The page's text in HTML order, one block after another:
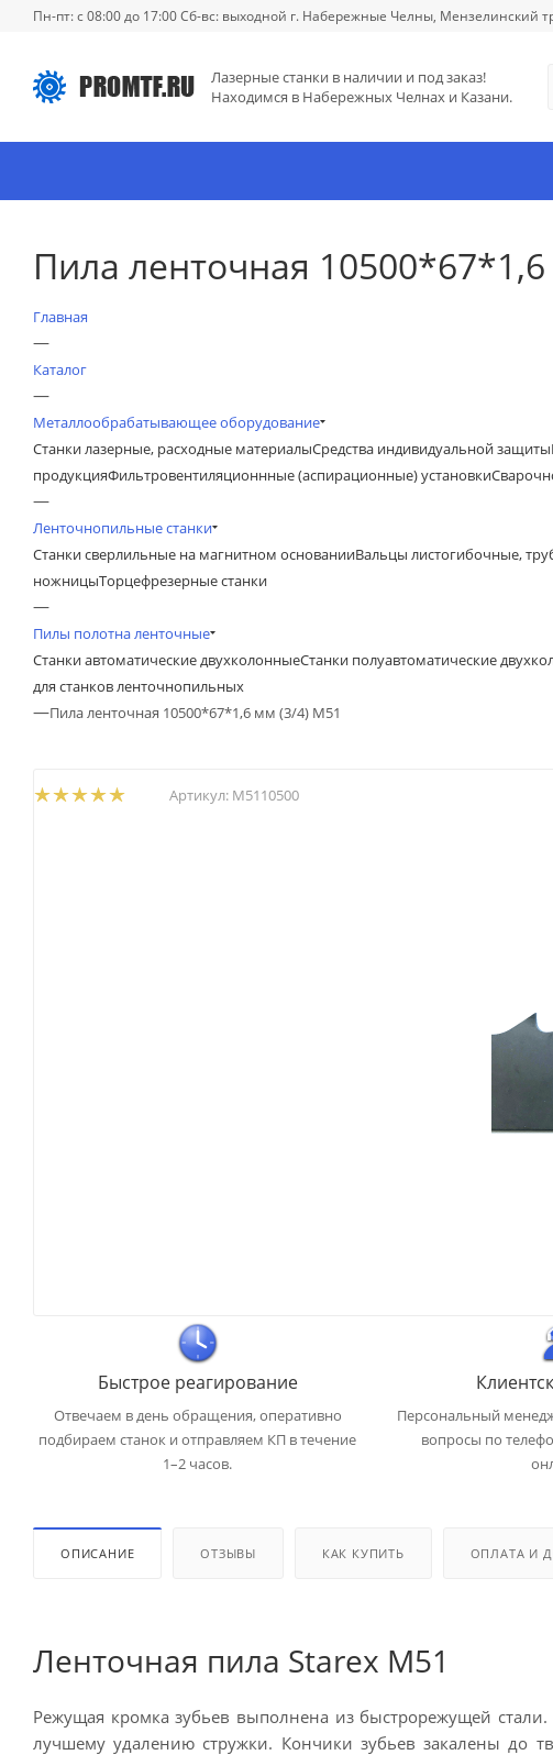
Пн-пт: с 08:00 до 17:00 Сб-вс: выходной г. Набережные Челны, Мензелинский
Лазерные станки в наличии и под заказ!
Находимся в Набережных Челнах и Казани.
Пила ленточная
Главная
—
Каталог
—
Металлообрабатывающее оборудование
Станки лазерные, расходные материалыСредства индивидуальной защиты
продукцияФильтровентиляционнные (аспирационные) установки
—
Ленточнопильные станки
Станки сверлильные на магнитном основанииВальцы листогибочные,
ножницыТорцефрезерные станки
—
Пилы полотна ленточные
Станки автоматические двухколонныеСтанки полуавтоматические
для станков ленточнопильных
—Пила ленточная 10500*67*1,6 мм (3/4) М51
Артикул: М5110500
Быстрое реагирование
Отвечаем в день обращения, оперативно
подбираем станок и отправляем КП в течение
1–2 часов.
Персональный
вопросы по
ОПИСАНИЕ ОТЗЫВЫ КАК КУПИТЬ ОПЛАТА И
Ленточная пила Starex M51
Режущая кромка зубьев выполнена из быстрорежущей
лучшему удалению стружки. Кончики зубьев закалены до